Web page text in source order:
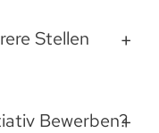
Stellen
Bewerben?